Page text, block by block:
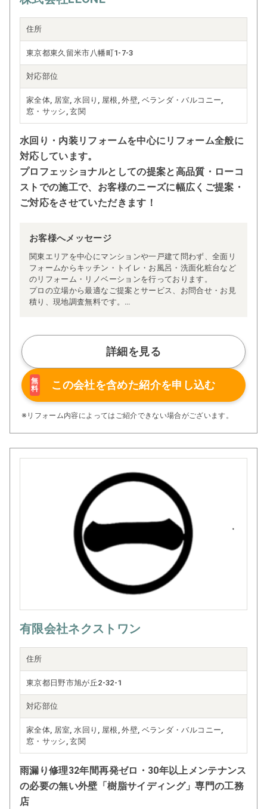
住所
東京都東久留米市八幡町1-7-3
対応部位
家全体, 居室, 水回り, 屋根, 外壁, ベランダ・バルコニー,
窓・サッシ, 玄関
水回り・内装リフォームを中心にリフォーム全般に
対応しています。
プロフェッショナルとしての提案と高品質・ローコ
ストでの施工で、お客様のニーズに幅広くご提案・
ご対応をさせていただきます！
お客様へメッセージ
関東エリアを中心にマンションや一戸建て問わず、全面リ
フォームからキッチン・トイレ・お風呂・洗面化粧台など
のリフォーム・リノベーションを行っております。
プロの立場から最適なご提案とサービス、お問合せ・お見
積り、現地調査無料です。
詳細を見る
無
料
この会社を含めた紹介を申し込む
※リフォーム内容によってはご紹介できない場合がございます。
有限会社ネクストワン
住所
東京都日野市旭が丘2-32-1
対応部位
家全体, 居室, 水回り, 屋根, 外壁, ベランダ・バルコニー,
窓・サッシ, 玄関
雨漏り修理32年間再発ゼロ・30年以上メンテナンス
の必要の無い外壁「樹脂サイディング」専門の工務
店